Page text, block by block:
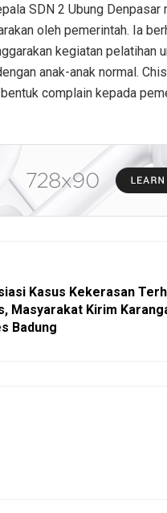
SDN 2 Ubung Denpasar
oleh pemerintah. Ia
kegiatan pelatihan
anak-anak normal.
complain kepada
Kasus Kekerasan
Masyarakat Kirim
Badung